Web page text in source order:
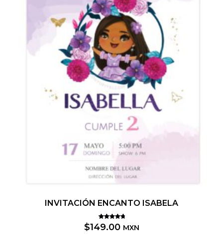
INVITACIÓN ENCANTO ISABELA
Valorado
con
5.00 de 5
$149.00 MXN